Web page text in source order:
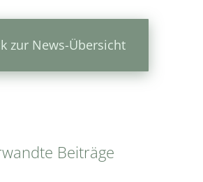
zur News-Übersicht
Beiträge